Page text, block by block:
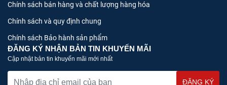
Chính sách bán hàng và chất lượng hàng hóa
Chính sách và quy định chung
Chính sách Bảo hành sản phẩm
ĐĂNG KÝ NHẬN BẢN TIN KHUYẾN MÃI
Cập nhật bản tin khuyến mãi mới nhất